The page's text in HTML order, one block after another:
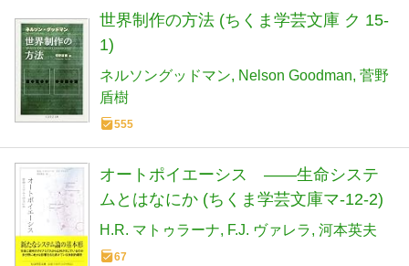
世界制作の方法 (ちくま学芸文庫 ク 15-
1)
ネルソングッドマン Nelson Goodman 菅野
盾樹
555
オートポイエーシス ――生命システ
ムとはなにか (ちくま学芸文庫マ-12-2)
H.R. マトゥラーナ F.J. ヴァレラ 河本英夫
67